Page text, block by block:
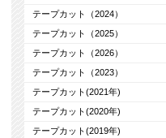
テープカット（2024）
テープカット（2025）
テープカット（2026）
テープカット（2023）
テープカット(2021年)
テープカット(2020年)
テープカット(2019年)